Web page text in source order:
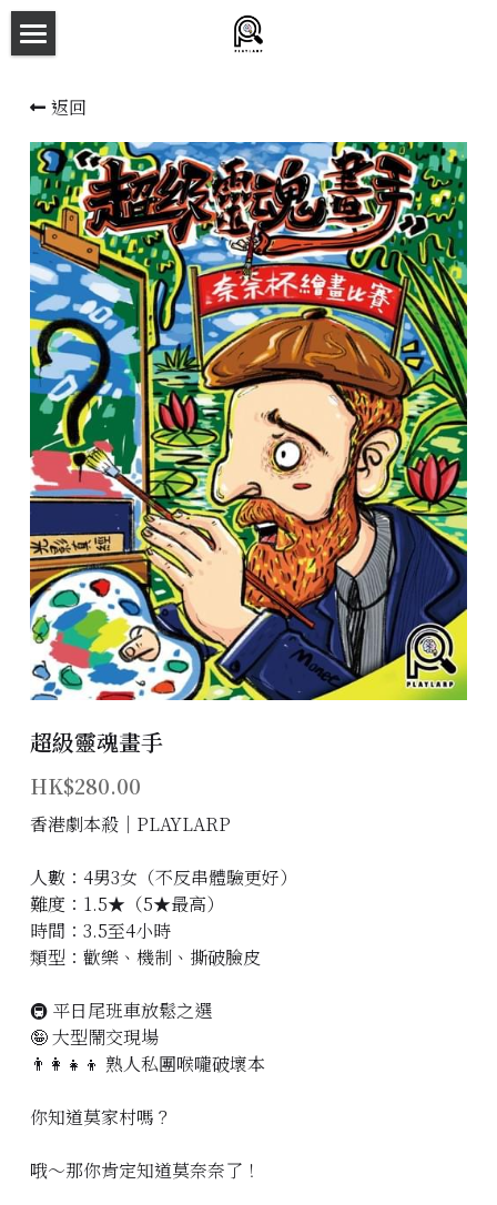
新本預告
主持人檔案
劇本相冊
拼團快團群組
劇本殺介紹
新手須知
預約方法
主題房間
會員優惠
學生優惠
主持/劇本招募
到址及團建服務
傳媒報道
Instagram
搜索
返回
超級靈魂畫手
HK$280.00
香港劇本殺│PLAYLARP
人數：4男3女（不反串體驗更好）
難度：1.5★（5★最高）
時間：3.5至4小時
類型：歡樂、機制、撕破臉皮
🚇 平日尾班車放鬆之選
🤪 大型鬧交現場
👨‍👩‍👧‍👦 熟人私團喉嚨破壞本
你知道莫家村嗎？
哦～那你肯定知道莫奈奈了！
商品分類
所有商品分類